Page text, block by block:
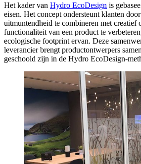
Het kader van Hydro EcoDesign is
eisen. Het concept ondersteunt klanten
uitmuntendheid te combineren met creatief
functionaliteit van een product te
ecologische footprint ervan. Deze
leverancier brengt productontwerpers
geschoold zijn in de Hydro EcoDesign-